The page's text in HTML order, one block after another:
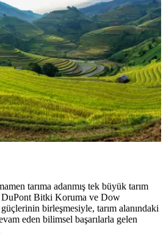
tarıma adanmış tek büyük tarım
DuPont Bitki Koruma ve Dow
birleşmesiyle, tarım alanındaki
eden bilimsel başarılarla gelen